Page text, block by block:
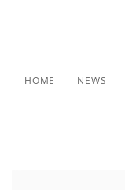
HOME NEWS